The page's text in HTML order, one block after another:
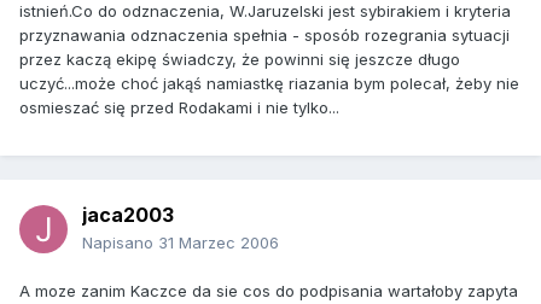
istnień.Co do odznaczenia, W.Jaruzelski jest sybirakiem i kryteria
przyznawania odznaczenia spełnia - sposób rozegrania sytuacji
przez kaczą ekipę świadczy, że powinni się jeszcze długo
uczyć...może choć jakąś namiastkę riazania bym polecał, żeby nie
osmieszać się przed Rodakami i nie tylko...
jaca2003
Napisano 31 Marzec 2006
A moze zanim Kaczce da sie cos do podpisania wartałoby zapyta